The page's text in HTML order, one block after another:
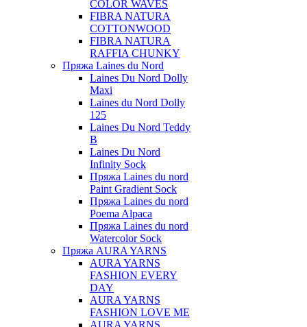
COLOR WAVES
FIBRA NATURA
COTTONWOOD
FIBRA NATURA
RAFFIA CHUNKY
Пряжа Laines du Nord
Laines Du Nord Dolly
Maxi
Laines du Nord Dolly
125
Laines Du Nord Teddy
B
Laines Du Nord
Infinity Sock
Пряжа Laines du nord
Paint Gradient Sock
Пряжа Laines du nord
Poema Alpaca
Пряжа Laines du nord
Watercolor Sock
Пряжа AURA YARNS
AURA YARNS
FASHION EVERY
DAY
AURA YARNS
FASHION LOVE ME
AURA YARNS